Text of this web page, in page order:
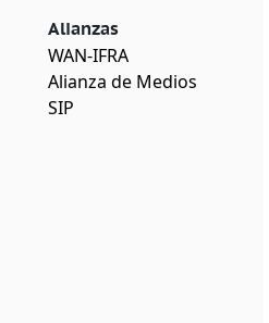
Alianzas
WAN-IFRA
Alianza de Medios
SIP